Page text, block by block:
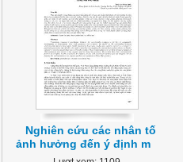
Nghiên cứu các nhân tố
ảnh hưởng đến ý định m